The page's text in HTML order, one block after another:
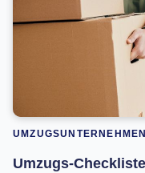
UMZUGSUNTERNEHMEN
Umzugs-